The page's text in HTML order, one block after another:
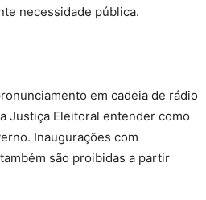
necessidade pública.
em cadeia de rádio
Justiça Eleitoral entender como
Inaugurações com
são proibidas a partir